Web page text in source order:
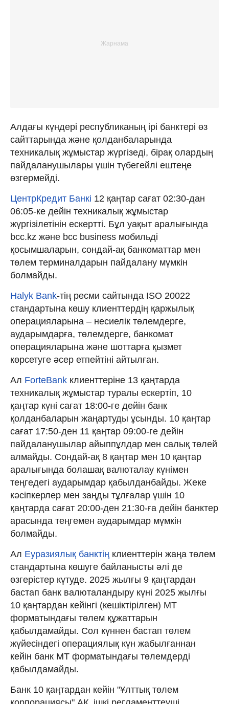
Алдағы күндері республиканың ірі банктері өз
сайттарында және қолданбаларында
техникалық жұмыстар жүргізеді, бірақ олардың
пайдаланушылары үшін түбегейлі ештеңе
өзгермейді.
ЦентрКредит Банкі 12 қаңтар сағат 02:30-дан
06:05-ке дейін техникалық жұмыстар
жүргізілетінін ескертті. Бұл уақыт аралығында
bcc.kz және bcc business мобильді
қосымшаларын, сондай-ақ банкоматтар мен
төлем терминалдарын пайдалану мүмкін
болмайды.
Halyk Bank-тің ресми сайтында ISO 20022
стандартына көшу клиенттердің қаржылық
операцияларына – несиелік төлемдерге,
аударымдарға, төлемдерге, банкомат
операцияларына және шоттарға қызмет
көрсетуге әсер етпейтіні айтылған.
Ал ForteBank клиенттеріне 13 қаңтарда
техникалық жұмыстар туралы ескертіп, 10
қаңтар күні сағат 18:00-ге дейін банк
қолданбаларын жаңартуды ұсынды. 10 қаңтар
сағат 17:50-ден 11 қаңтар 09:00-ге дейін
пайдаланушылар айыппұлдар мен салық төлей
алмайды. Сондай-ақ 8 қаңтар мен 10 қаңтар
аралығында болашақ валюталау күнімен
теңгедегі аударымдар қабылданбайды. Жеке
кәсіпкерлер мен заңды тұлғалар үшін 10
қаңтарда сағат 20:00-ден 21:30-ға дейін банктер
арасында теңгемен аударымдар мүмкін
болмайды.
Ал Еуразиялық банктің клиенттерін жаңа төлем
стандартына көшуге байланысты әлі де
өзгерістер күтуде. 2025 жылғы 9 қаңтардан
бастап банк валюталандыру күні 2025 жылғы
10 қаңтардан кейінгі (кешіктірілген) МТ
форматындағы төлем құжаттарын
қабылдамайды. Сол күннен бастап төлем
жүйесіндегі операциялық күн жабылғаннан
кейін банк МТ форматындағы төлемдерді
қабылдамайды.
Банк 10 қаңтардан кейін "Ұлттық төлем